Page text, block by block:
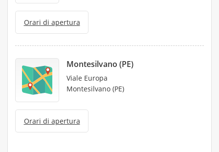
Orari di apertura
Montesilvano (PE)
Viale Europa
Montesilvano (PE)
Orari di apertura